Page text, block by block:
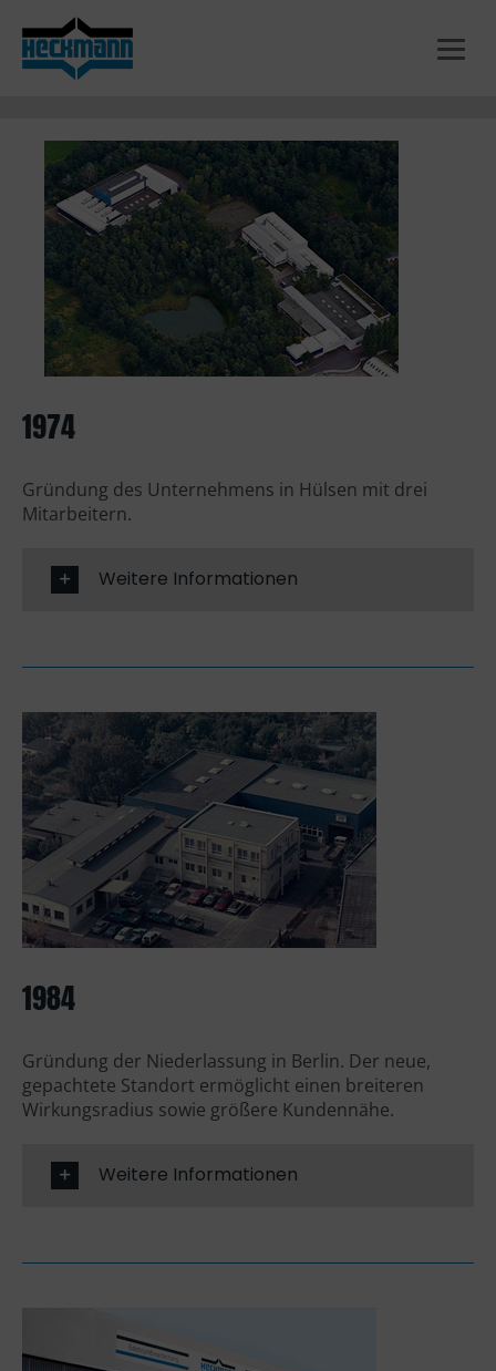
Inhalt
springen
1974
Gründung des Unternehmens in Hülsen mit drei
Mitarbeitern.
Weitere Informationen
1984
Gründung der Niederlassung in Berlin. Der neue,
gepachtete Standort ermöglicht einen breiteren
Wirkungsradius sowie größere Kundennähe.
Weitere Informationen